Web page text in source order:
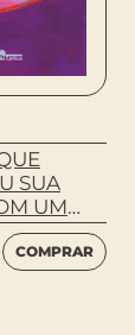
SUA
UM
COMPRAR